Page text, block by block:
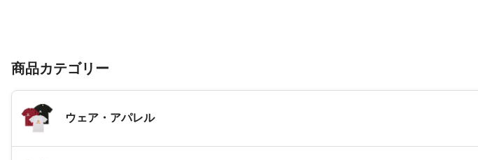
商品カテゴリー
ウェア・アパレル